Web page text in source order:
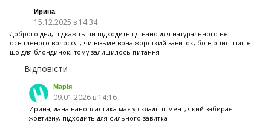
Ирина
15.12.2025 в 14:34
Доброго дня, підкажіть чи підходить ця нано для натурального не
освітленого волосся , чи візьме вона жорсткий завиток, бо в описі пише
що для блондинок, тому залишилось питання
Відповісти
Марія
09.01.2026 в 14:16
Ирина, дана нанопластика має у складі пігмент, який забирає
жовтизну, підходить для сильного завитка